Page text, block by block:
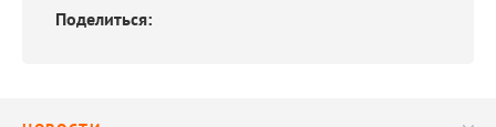
Поделиться: